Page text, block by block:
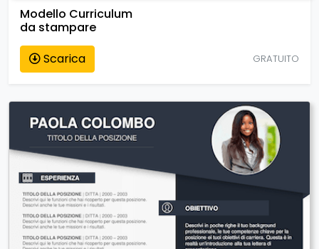
Modello Curriculum
da stampare
Scarica
GRATUITO